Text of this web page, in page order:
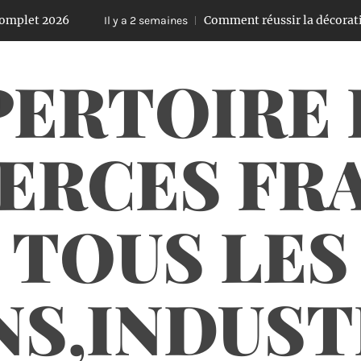
Il y a 2 semaines Comment réussir la décoration de
TOUS LES